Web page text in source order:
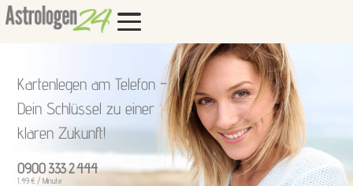
Kartenlegen am Telefon –
Dein Schlüssel zu einer
klaren Zukunft!
0900 333 2 444
1,49 € / Minute